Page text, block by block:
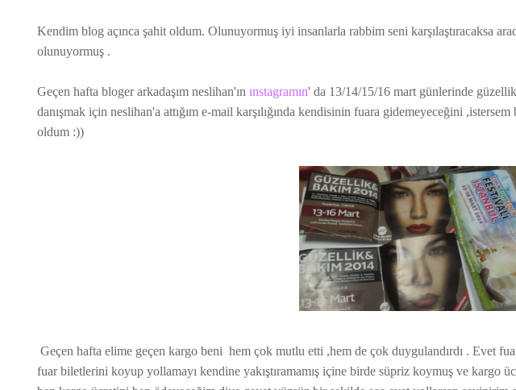
Kendim blog açınca şahit oldum. Olunuyormuş iyi insanlarla rabbim seni karşılaştıracaksa
olunuyormuş .
Geçen hafta bloger arkadaşım neslihan'ın ınstagramın' da 13/14/15/16 mart günlerinde
danışmak için neslihan'a attığım e-mail karşılığında kendisinin fuara gidemeyeceğini
oldum :))
Geçen hafta elime geçen kargo beni hem çok mutlu etti ,hem de çok duygulandırdı . Evet
fuar biletlerini koyup yollamayı kendine yakıştıramamış içine birde süpriz koymuş ve kargo